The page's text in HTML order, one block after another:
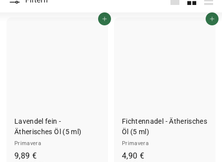
In den Einkaufswagen legen
Lavendel fein -
Ätherisches Öl (5 ml)
Primavera
9,89 €9
In den Einkaufswagen legen
Fichtennadel - Ätherisches
Öl (5 ml)
Primavera
4,90 €4